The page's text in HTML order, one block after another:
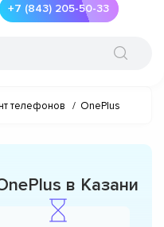
+7 (843) 205-50-33
телефонов / OnePlus
в Казани